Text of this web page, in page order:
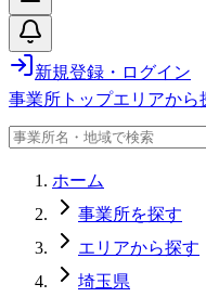
新規登録・ログイン
事業所トップエリアから
ホーム
事業所を探す
エリアから探す
埼玉県